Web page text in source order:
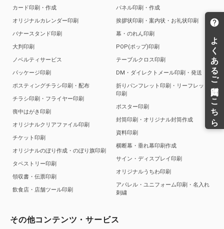
カード印刷・作成
オリジナルカレンダー印刷
バナースタンド印刷
大判印刷
ノベルティサービス
パッケージ印刷
ポスティングチラシ印刷・配布
チラシ印刷・フライヤー印刷
喪中はがき印刷
オリジナルクリアファイル印刷
チケット印刷
オリジナルのぼり作成・のぼり旗印刷
タペストリー印刷
領収書・伝票印刷
飲食店・店舗ツール印刷
パネル印刷・作成
挨拶状印刷・案内状・お礼状印刷
幕・のれん印刷
POP(ポップ)印刷
テーブルクロス印刷
DM・ダイレクトメール印刷・発送
折りパンフレット印刷・リーフレット
印刷
ポスター印刷
封筒印刷・オリジナル封筒作成
資料印刷
横断幕・垂れ幕印刷作成
サイン・ディスプレイ印刷
オリジナルうちわ印刷
アパレル・ユニフォーム印刷・名入れ
刺繍
その他コンテンツ・サービス